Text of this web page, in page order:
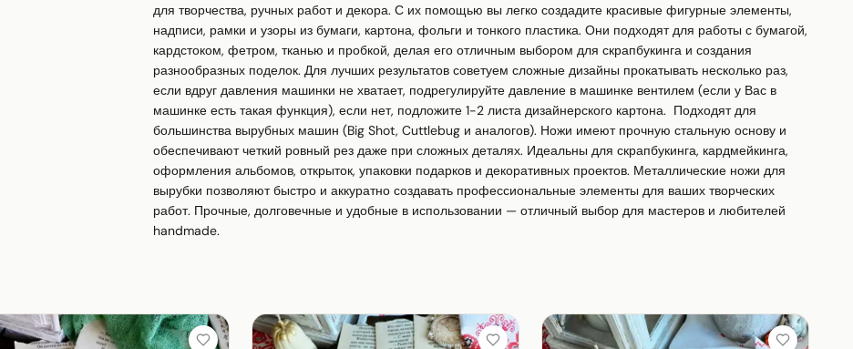
для творчества, ручных работ и декора. С их помощью вы легко создадите красивые фигурные элементы,
надписи, рамки и узоры из бумаги, картона, фольги и тонкого пластика. Они подходят для работы с бумагой,
кардстоком, фетром, тканью и пробкой, делая его отличным выбором для скрапбукинга и создания
разнообразных поделок. Для лучших результатов советуем сложные дизайны прокатывать несколько раз,
если вдруг давления машинки не хватает, подрегулируйте давление в машинке вентилем (если у Вас в
машинке есть такая функция), если нет, подложите 1-2 листа дизайнерского картона.  Подходят для
большинства вырубных машин (Big Shot, Cuttlebug и аналогов). Ножи имеют прочную стальную основу и
обеспечивают четкий ровный рез даже при сложных деталях. Идеальны для скрапбукинга, кардмейкинга,
оформления альбомов, открыток, упаковки подарков и декоративных проектов. Металлические ножи для
вырубки позволяют быстро и аккуратно создавать профессиональные элементы для ваших творческих
работ. Прочные, долговечные и удобные в использовании — отличный выбор для мастеров и любителей
handmade.